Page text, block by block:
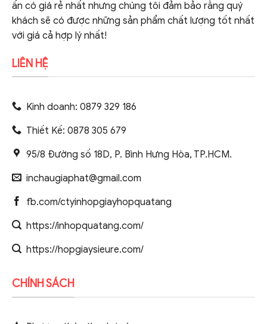
ấn có giá rẻ nhất nhưng chúng tôi đảm bảo rằng quý
khách sẽ có được những sản phẩm chất lượng tốt nhất
với giá cả hợp lý nhất!
LIÊN HỆ
Kinh doanh: 0879 329 186
Thiết Kế: 0878 305 679
95/8 Đường số 18D, P. Bình Hưng Hòa, TP.HCM.
inchaugiaphat@gmail.com
fb.com/ctyinhopgiayhopquatang
https://inhopquatang.com/
https://hopgiaysieure.com/
CHÍNH SÁCH